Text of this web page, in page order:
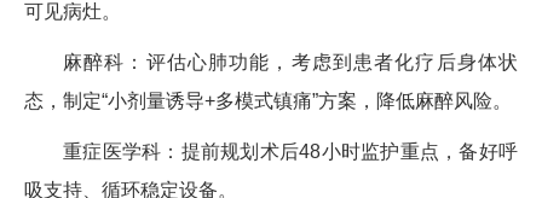
可见病灶。
麻醉科：评估心肺功能，考虑到患者化疗后身体状
态，制定“小剂量诱导+多模式镇痛”方案，降低麻醉风险。
重症医学科：提前规划术后48小时监护重点，备好呼
吸支持、循环稳定设备。